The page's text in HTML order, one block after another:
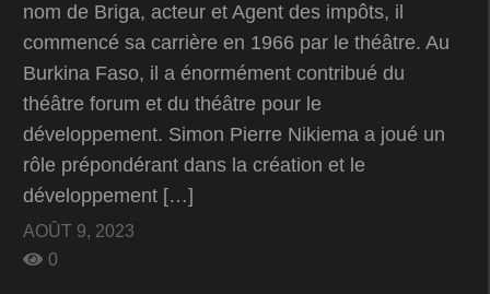
nom de Briga, acteur et Agent des impôts, il
commencé sa carrière en 1966 par le théâtre. Au
Burkina Faso, il a énormément contribué du
théâtre forum et du théâtre pour le
développement. Simon Pierre Nikiema a joué un
rôle prépondérant dans la création et le
développement […]
AOÛT 9, 2023
0